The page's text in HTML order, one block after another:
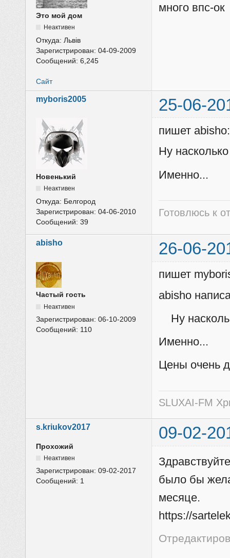
Это мой дом
Неактивен
Откуда:Львів
Зарегистрирован:04-09-2009
Сообщений:6,245
много впс-ок
Сайт
myboris2005 25-06-
Новенький
Неактивен
Откуда: Белгород
Зарегистрирован:04-06-2010
Сообщений:39
пишет abisho:
Ну
Именно...
Готовлюсь к
abisho 26-06-
Частый гость
Неактивен
Зарегистрирован:06-10-2009
Сообщений: 110
пишет
abisho
Ну
Именно...
Цены очень
SLUXAI-FM
s.kriukov2017 09-02-
Прохожий
Неактивен
Зарегистрирован:09-02-2017
Сообщений: 1
было бы
месяце.
https://